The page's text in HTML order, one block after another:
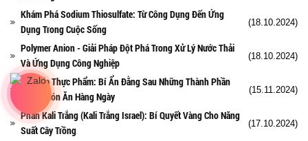
Khám Phá Sodium Thiosulfate: Từ Công Dụng Đến Ứng
Dụng Trong Cuộc Sống
(18.10.2024)
Polymer Anion - Giải Pháp Đột Phá Trong Xử Lý Nước Thải
Và Ứng Dụng Công Nghiệp
(18.10.2024)
Phụ Gia Thực Phẩm: Bí Ẩn Đằng Sau Những Thành Phần
Trong Món Ăn Hàng Ngày
(15.11.2024)
Phân Kali Trắng (Kali Trắng Israel): Bí Quyết Vàng Cho Năng
Suất Cây Trồng
(17.10.2024)